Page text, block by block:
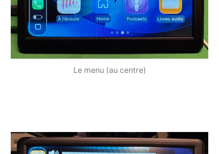
Le menu (au centre)